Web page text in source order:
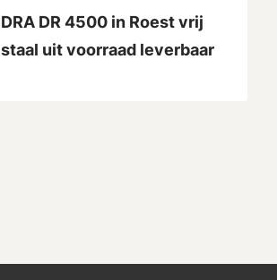
DRA DR 4500 in Roest vrij
staal uit voorraad leverbaar